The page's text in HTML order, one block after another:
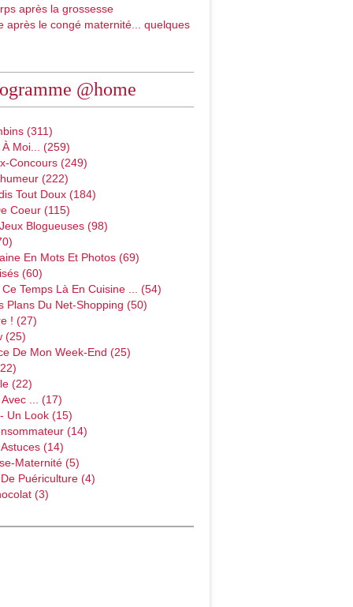
après la grossesse
après le congé maternité... quelques
@home
(311)
À Moi... (259)
Concours (249)
(222)
Tout Doux (184)
Coeur (115)
Blogueuses (98)
En Mots Et Photos (69)
(60)
Temps Là En Cuisine ... (54)
Plans Du Net-Shopping (50)
! (27)
(25)
De Mon Week-End (25)
(22)
... (17)
Un Look (15)
(14)
(14)
Maternité (5)
Puériculture (4)
(3)